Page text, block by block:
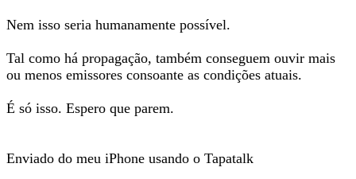
Nem isso seria humanamente possível.
Tal como há propagação, também conseguem ouvir mais
ou menos emissores consoante as condições atuais.
É só isso. Espero que parem.
Enviado do meu iPhone usando o Tapatalk